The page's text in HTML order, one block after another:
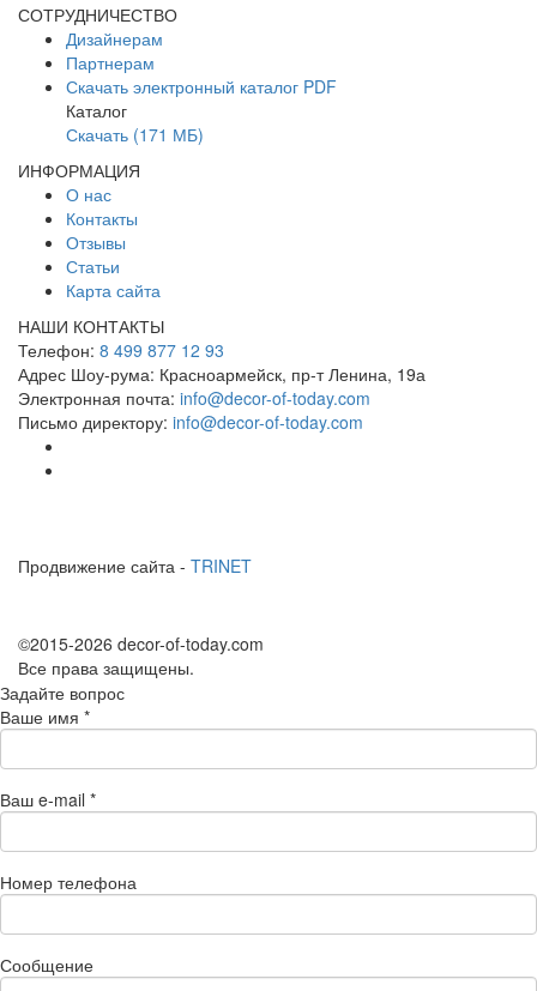
СОТРУДНИЧЕСТВО
Дизайнерам
Партнерам
Скачать электронный каталог PDF
Каталог
Скачать (171 МБ)
ИНФОРМАЦИЯ
О нас
Контакты
Отзывы
Статьи
Карта сайта
НАШИ КОНТАКТЫ
Телефон: 8 499 877 12 93
Адрес Шоу-рума: Красноармейск, пр-т Ленина, 19а
Электронная почта: info@decor-of-today.com
Письмо директору: info@decor-of-today.com
Продвижение сайта - TRINET
©2015-2026 decor-of-today.com
Все права защищены.
Задайте вопрос
Ваше имя *
Ваш e-mail *
Номер телефона
Сообщение